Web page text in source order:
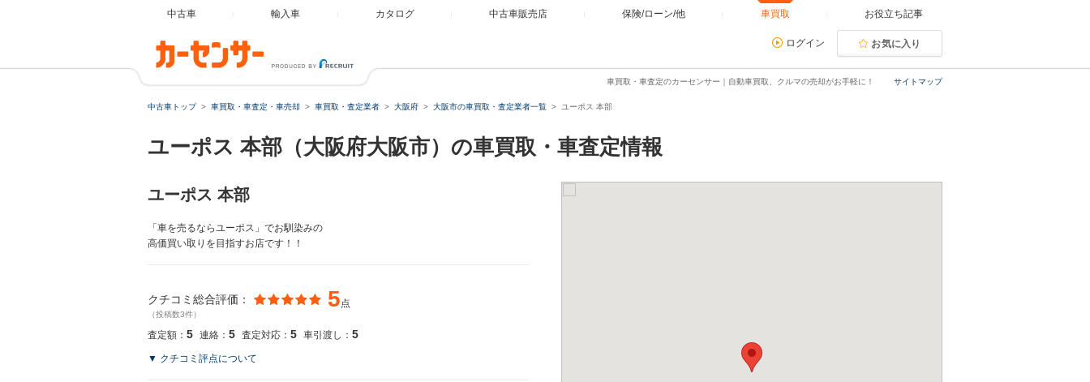
中古車 輸入車 カタログ 中古車販売店 保険/ローン/他 車買取 お役立ち記事
ログイン お気に入り
サイトマップ
車買取・車査定のカーセンサー｜自動車買取、クルマの売却がお手軽に！
中古車トップ 車買取・車査定・車売却 車買取・査定業者 大阪府 大阪市の車買取・査定業者一覧 ユーポス 本部
ユーポス 本部（大阪府大阪市）の車買取・車査定情報
ユーポス 本部
「車を売るならユーポス」でお馴染みの
高価買い取りを目指すお店です！！
クチコミ総合評価： 5点
（投稿数3件）
査定額： 5 連絡： 5 査定対応： 5 車引渡し： 5
▼ クチコミ評点について